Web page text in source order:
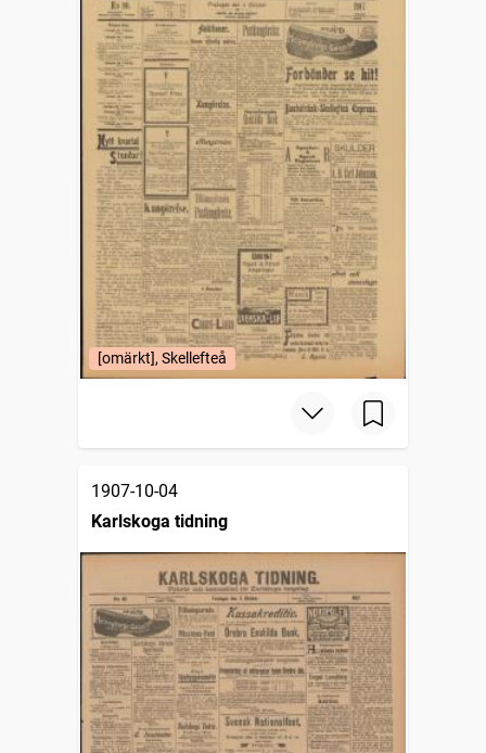
[omärkt], Skellefteå
1907-10-04
Karlskoga tidning